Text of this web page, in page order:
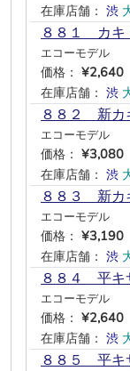
在庫店舗： 渋
８８１ カキ
エコーモデル
価格： ¥2,640
在庫店舗： 渋
８８２ 新カ
エコーモデル
価格： ¥3,080
在庫店舗： 渋
８８３ 新カ
エコーモデル
価格： ¥3,190
在庫店舗： 渋
８８４
エコーモデル
価格： ¥2,640
在庫店舗： 渋
８８５ 平キ